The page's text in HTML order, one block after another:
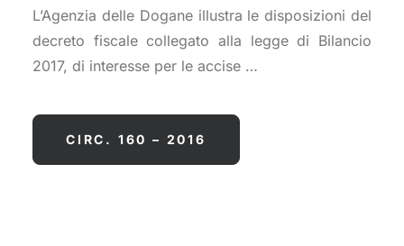
L’Agenzia delle Dogane illustra le disposizioni del
decreto fiscale collegato alla legge di Bilancio
2017, di interesse per le accise …
CIRC. 160 – 2016